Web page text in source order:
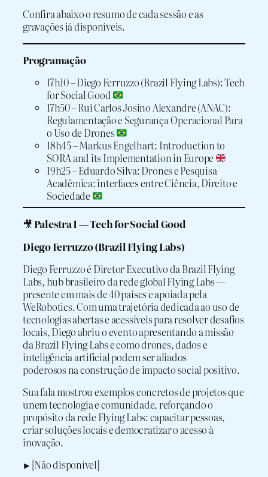
Confira abaixo o resumo de cada sessão e as
gravações já disponíveis.
Programação
17h10 – Diego Ferruzzo (Brazil Flying Labs): Tech
for Social Good
17h50 – Rui Carlos Josino Alexandre (ANAC):
Regulamentação e Segurança Operacional Para
o Uso de Drones
18h45 – Markus Engelhart: Introduction to
SORA and its Implementation in Europe
19h25 – Eduardo Silva: Drones e Pesquisa
Acadêmica: interfaces entre Ciência, Direito e
Sociedade
🎥 Palestra 1 — Tech for Social Good
Diego Ferruzzo (Brazil Flying Labs)
Diego Ferruzzo é Diretor Executivo da Brazil Flying
Labs, hub brasileiro da rede global Flying Labs —
presente em mais de 40 países e apoiada pela
WeRobotics. Com uma trajetória dedicada ao uso de
tecnologias abertas e acessíveis para resolver desafios
locais, Diego abriu o evento apresentando a missão
da Brazil Flying Labs e como drones, dados e
inteligência artificial podem ser aliados
poderosos na construção de impacto social positivo.
Sua fala mostrou exemplos concretos de projetos que
unem tecnologia e comunidade, reforçando o
propósito da rede Flying Labs: capacitar pessoas,
criar soluções locais e democratizar o acesso à
inovação.
▶️ [Não disponível]